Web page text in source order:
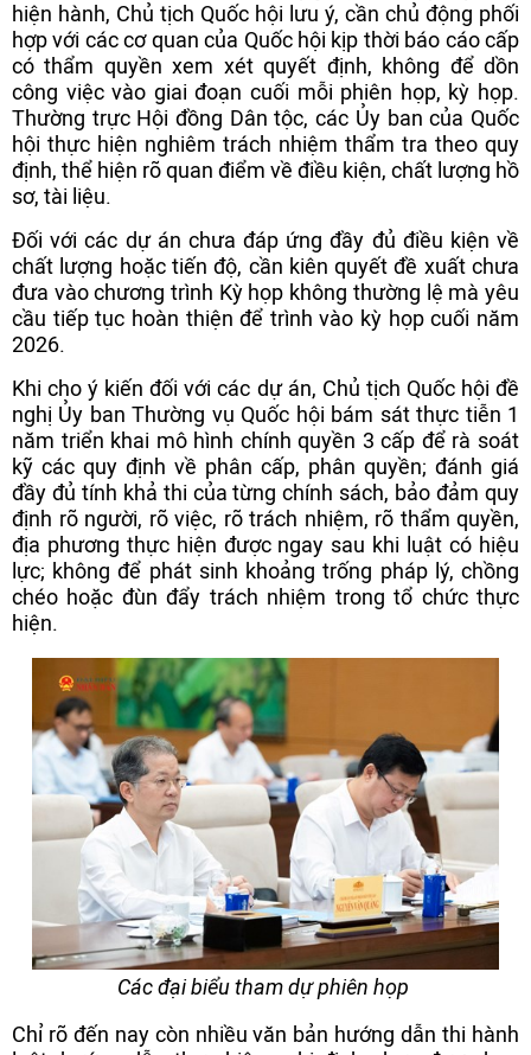
hiện hành, Chủ tịch Quốc hội lưu ý, cần chủ động phối
hợp với các cơ quan của Quốc hội kịp thời báo cáo cấp
có thẩm quyền xem xét quyết định, không để dồn
công việc vào giai đoạn cuối mỗi phiên họp, kỳ họp.
Thường trực Hội đồng Dân tộc, các Ủy ban của Quốc
hội thực hiện nghiêm trách nhiệm thẩm tra theo quy
định, thể hiện rõ quan điểm về điều kiện, chất lượng hồ
sơ, tài liệu.
Đối với các dự án chưa đáp ứng đầy đủ điều kiện về
chất lượng hoặc tiến độ, cần kiên quyết đề xuất chưa
đưa vào chương trình Kỳ họp không thường lệ mà yêu
cầu tiếp tục hoàn thiện để trình vào kỳ họp cuối năm
2026.
Khi cho ý kiến đối với các dự án, Chủ tịch Quốc hội đề
nghị Ủy ban Thường vụ Quốc hội bám sát thực tiễn 1
năm triển khai mô hình chính quyền 3 cấp để rà soát
kỹ các quy định về phân cấp, phân quyền; đánh giá
đầy đủ tính khả thi của từng chính sách, bảo đảm quy
định rõ người, rõ việc, rõ trách nhiệm, rõ thẩm quyền,
địa phương thực hiện được ngay sau khi luật có hiệu
lực; không để phát sinh khoảng trống pháp lý, chồng
chéo hoặc đùn đẩy trách nhiệm trong tổ chức thực
hiện.
Các đại biểu tham dự phiên họp
Chỉ rõ đến nay còn nhiều văn bản hướng dẫn thi hành